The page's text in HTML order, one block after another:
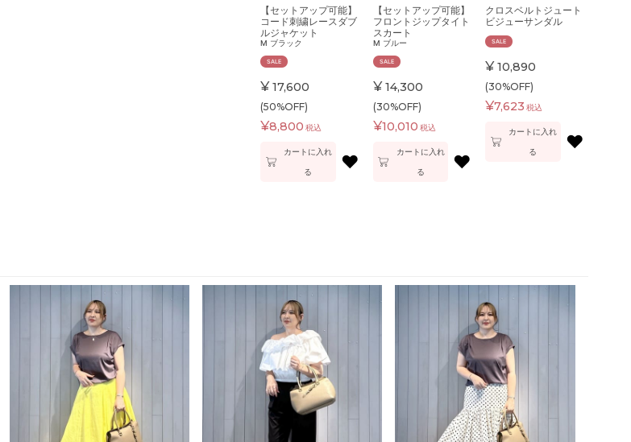
【セットアップ可能】
コード刺繍レースダブ
ルジャケット
M ブラック
SALE
¥ 17,600
(50%OFF)
¥8,800 税込
カートに入れ
る ♥
【セットアップ可能】
フロントジップタイト
スカート
M ブルー
SALE
¥ 14,300
(30%OFF)
¥10,010 税込
カートに入れ
る ♥
クロスベルトジュート
ビジューサンダル
SALE
¥ 10,890
(30%OFF)
¥7,623 税込
カートに入れ
る ♥